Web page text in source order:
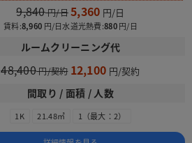
9,840 5,360
賃料:8,960 水道光熱費:880
ルームクリーニング代
48,400 12,100
間取り / 面積 / 人数
1K 21.48㎡ 1（最大：2）